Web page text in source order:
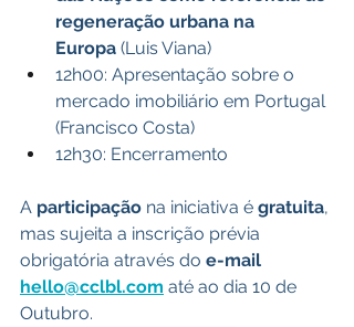
regeneração urbana na
Europa (Luis Viana)
12h00: Apresentação sobre o
mercado imobiliário em Portugal
(Francisco Costa)
12h30: Encerramento
A participação na iniciativa é gratuita,
mas sujeita a inscrição prévia
obrigatória através do e-mail
hello@cclbl.com até ao dia 10 de
Outubro.